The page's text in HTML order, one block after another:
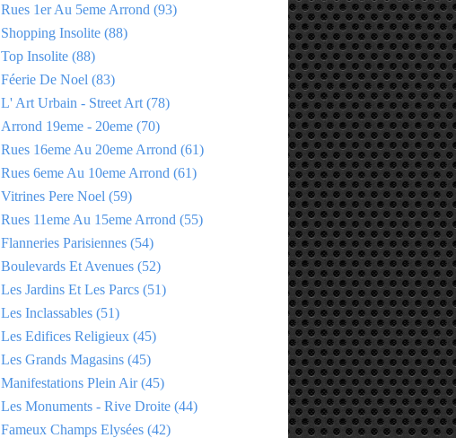
Rues 1er Au 5eme Arrond (93)
Shopping Insolite (88)
Top Insolite (88)
Féerie De Noel (83)
L' Art Urbain - Street Art (78)
Arrond 19eme - 20eme (70)
Rues 16eme Au 20eme Arrond (61)
Rues 6eme Au 10eme Arrond (61)
Vitrines Pere Noel (59)
Rues 11eme Au 15eme Arrond (55)
Flanneries Parisiennes (54)
Boulevards Et Avenues (52)
Les Jardins Et Les Parcs (51)
Les Inclassables (51)
Les Edifices Religieux (45)
Les Grands Magasins (45)
Manifestations Plein Air(45)
Les Monuments - Rive Droite (44)
Fameux Champs Elysées (42)